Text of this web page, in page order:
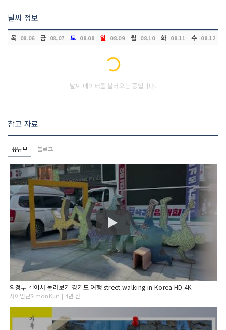
날씨 정보
목 08.06 금 08.07 토 08.08 일 08.09 월 08.10 화 08.11 수 08.12
Loading...
날씨 데이터를 불러오는 중입니다.
참고 자료
유튜브 블로그
의정부 걸어서 둘러보기 경기도 여행 street walking in Korea HD 4K
사이먼쿤SimonKun | 4년 전